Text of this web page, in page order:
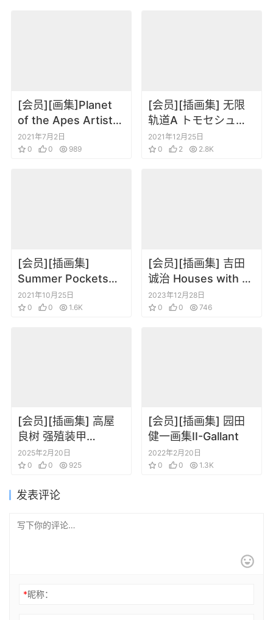
[会员][画集]Planet
of the Apes Artist
Tribute
2021年7月2日
0
0 989
[会员][插画集] 无限
轨道A トモセシュン
サク画集
2021年12月25日
0
2 2.8K
[会员][插画集]
Summer Pockets
REFLECTION BLUE
限定特典画集
2021年10月25日
0
0 1.6K
[会员][插画集] 吉田
诚治 Houses with a
Story
2023年12月28日
0
0 746
[会员][插画集] 高屋
良树 强殖装甲
GUYVER
ILLUSTRATION
2025年2月20日
0
0 925
[会员][插画集] 园田
健一画集II-Gallant
2022年2月20日
0
0 1.3K
发表评论
*昵称：